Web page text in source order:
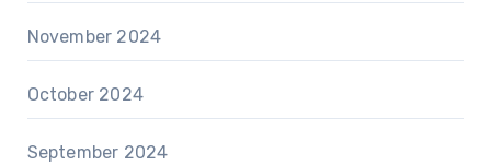
November 2024
October 2024
September 2024